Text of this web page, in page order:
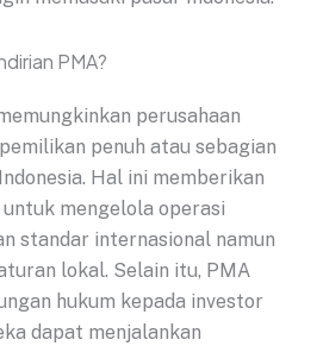
PMA?
perusahaan
penuh atau sebagian
Hal ini memberikan
mengelola operasi
standar internasional namun
lokal. Selain itu, PMA
hukum kepada investor
dapat menjalankan